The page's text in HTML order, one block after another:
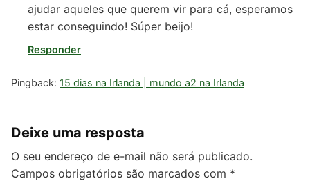
ajudar aqueles que querem vir para cá, esperamos
estar conseguindo! Súper beijo!
Responder
Pingback: 15 dias na Irlanda | mundo a2 na Irlanda
Deixe uma resposta
O seu endereço de e-mail não será publicado.
Campos obrigatórios são marcados com *